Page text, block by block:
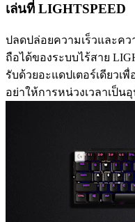
เล่นที่ LIGHTSPEED
ปลดปล่อยความเร็วและค
ถือได้ของระบบไร้สาย
รับด้วยอะแดปเตอร์เดียวเ
อย่าให้การหน่วงเวลาเป็น